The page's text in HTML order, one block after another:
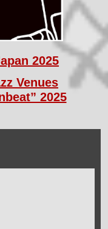
2025
Venues
2025